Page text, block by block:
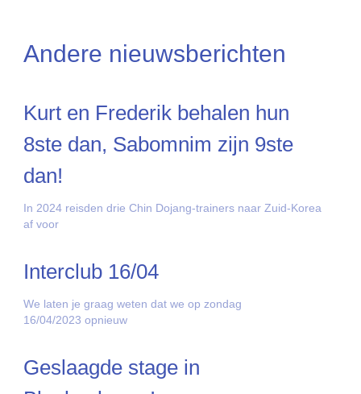
Andere nieuwsberichten
Kurt en Frederik behalen hun
8ste dan, Sabomnim zijn 9ste
dan!
In 2024 reisden drie Chin Dojang-trainers naar Zuid-Korea
af voor
Interclub 16/04
We laten je graag weten dat we op zondag
16/04/2023 opnieuw
Geslaagde stage in